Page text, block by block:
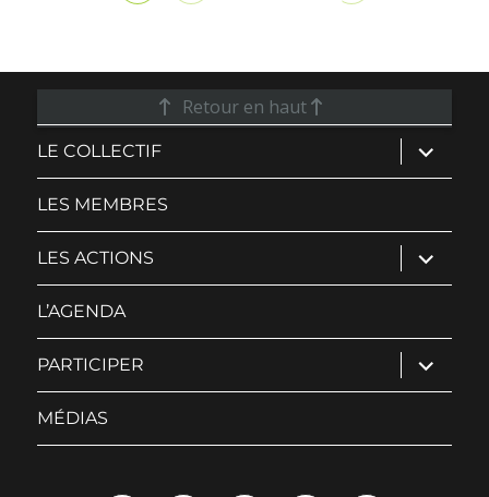
Retour en haut
LE COLLECTIF ouvrir
le
sous-
LES MEMBRES
LES ACTIONS ouvrir
le
sous-
L’AGENDA
PARTICIPER ouvrir
le
sous-
MÉDIAS